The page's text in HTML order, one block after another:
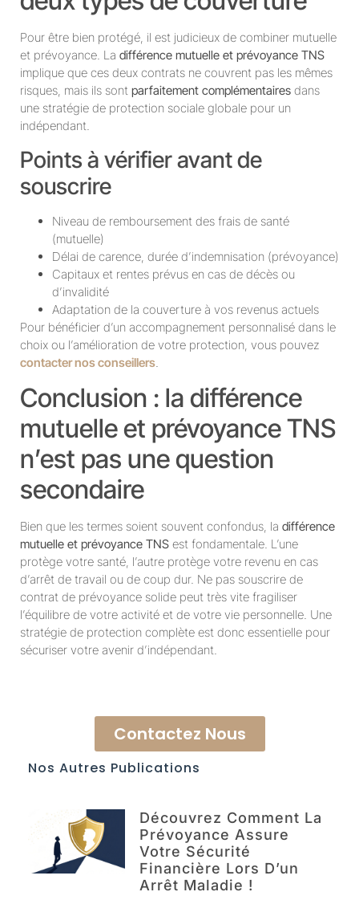
Pour être bien protégé, il est judicieux de combiner mutuelle
et prévoyance. La différence mutuelle et prévoyance TNS
implique que ces deux contrats ne couvrent pas les mêmes
risques, mais ils sont parfaitement complémentaires dans
une stratégie de protection sociale globale pour un
indépendant.
Points à vérifier avant de
souscrire
Niveau de remboursement des frais de santé
(mutuelle)
Délai de carence, durée d’indemnisation (prévoyance)
Capitaux et rentes prévus en cas de décès ou
d’invalidité
Adaptation de la couverture à vos revenus actuels
Pour bénéficier d’un accompagnement personnalisé dans le
choix ou l’amélioration de votre protection, vous pouvez
contacter nos conseillers
Conclusion : la différence
mutuelle et prévoyance TNS
n’est pas une question
secondaire
Bien que les termes soient souvent confondus, la différence
mutuelle et prévoyance TNS est fondamentale. L’une
protège votre santé, l’autre protège votre revenu en cas
d’arrêt de travail ou de coup dur. Ne pas souscrire de
contrat de prévoyance solide peut très vite fragiliser
l’équilibre de votre activité et de votre vie personnelle. Une
stratégie de protection complète est donc essentielle pour
sécuriser votre avenir d’indépendant.
Contactez Nous
Nos Autres Publications
Découvrez Comment La
Prévoyance Assure
Votre Sécurité
Financière Lors D’un
Arrêt Maladie !